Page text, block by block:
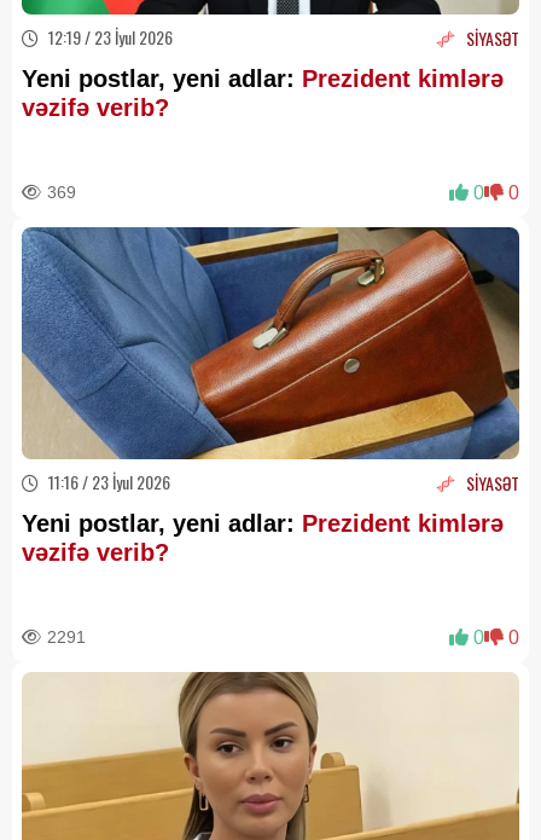
12:19 / 23 İyul 2026 SİYASƏT
Yeni postlar, yeni adlar: Prezident kimlərə
vəzifə verib?
369 0 0
11:16 / 23 İyul 2026 SİYASƏT
Yeni postlar, yeni adlar: Prezident kimlərə
vəzifə verib?
2291 0 0